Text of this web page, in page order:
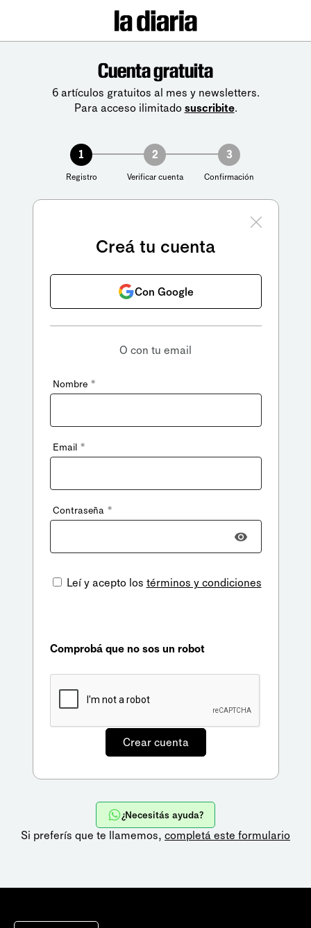
Cuenta gratuita
6 artículos gratuitos al mes y newsletters.
Para acceso ilimitado suscribite.
1
Registro
2
Verificar cuenta
3
Confirmación
Creá tu cuenta
Con Google
O con tu email
Nombre *
Email *
Contraseña *
Leí y acepto los términos y condiciones
Comprobá que no sos un robot
¿Necesitás ayuda?
Si preferís que te llamemos, completá este formulario